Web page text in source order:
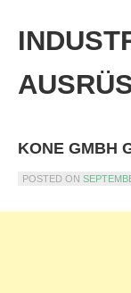
content
KONE GMBH
POSTED ON